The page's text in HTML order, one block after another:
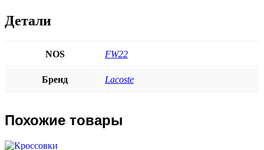
Детали
NOS FW22
Бренд Lacoste
Похожие товары